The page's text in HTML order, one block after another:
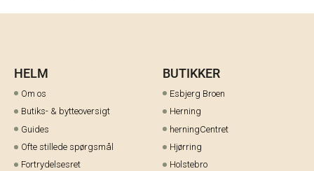
HELM
Om os
Butiks- & bytteoversigt
Guides
Ofte stillede spørgsmål
Fortrydelsesret
BUTIKKER
Esbjerg Broen
Herning
herningCentret
Hjørring
Holstebro